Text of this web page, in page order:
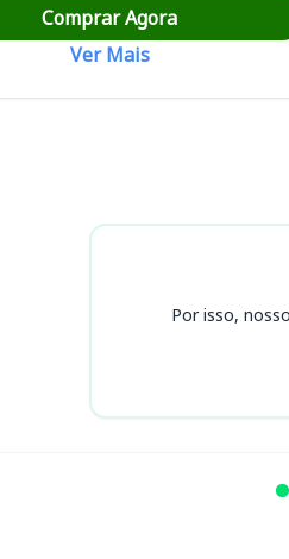
Comprar Agora
Ver Mais
Por isso,